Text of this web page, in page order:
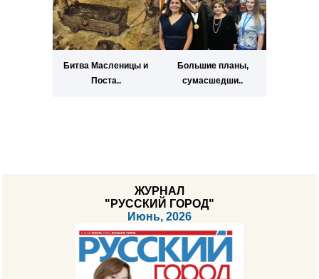
Битва Масленицы и
Поста..
Большие планы,
сумасшедши..
ЖУРНАЛ
"РУССКИЙ ГОРОД"
Июнь, 2026